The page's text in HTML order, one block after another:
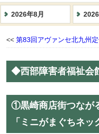
2026年8月
<< 第83回アヴァンセ北九州
◆西部障害者福祉会
①黒崎商店街つなが
「ミニがまぐちネッ